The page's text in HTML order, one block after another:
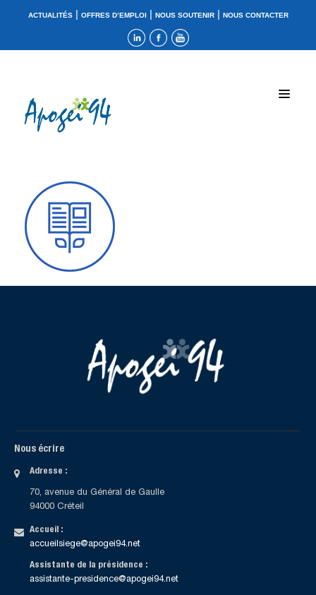
ACTUALITÉS| OFFRES D’EMPLOI| NOUS SOUTENIR| NOUS CONTACTER
Nous écrire
Adresse :
70, avenue du Général de Gaulle
94000 Créteil
Accueil :
accueilsiege@apogei94.net
Assistante de la présidence :
assistante-presidence@apogei94.net